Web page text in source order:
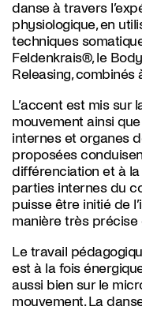
danse à travers
physiologique, en
techniques
Feldenkrais®, le
Releasing, combinés
L’accent est mis sur
mouvement ainsi
internes et organes
proposées
différenciation et à
parties internes du
puisse être initié de
manière très précise
Le travail
est à la fois
aussi bien sur le
mouvement. La